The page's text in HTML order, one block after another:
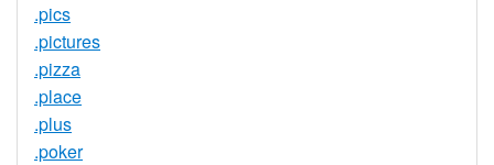
.pics
.pictures
.pizza
.place
.plus
.poker